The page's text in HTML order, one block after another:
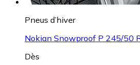
Pneus d’hiver
Nokian Snowproof P 245/50
Dès